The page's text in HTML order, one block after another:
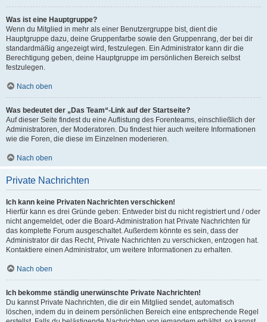
Was ist eine Hauptgruppe?
Wenn du Mitglied in mehr als einer Benutzergruppe bist, dient die
Hauptgruppe dazu, deine Gruppenfarbe sowie den Gruppenrang, der bei dir
standardmäßig angezeigt wird, festzulegen. Ein Administrator kann dir die
Berechtigung geben, deine Hauptgruppe im persönlichen Bereich selbst
festzulegen.
Nach oben
Was bedeutet der „Das Team“-Link auf der Startseite?
Auf dieser Seite findest du eine Auflistung des Forenteams, einschließlich der
Administratoren, der Moderatoren. Du findest hier auch weitere Informationen
wie die Foren, die diese im Einzelnen moderieren.
Nach oben
Private Nachrichten
Ich kann keine Privaten Nachrichten verschicken!
Hierfür kann es drei Gründe geben: Entweder bist du nicht registriert und / oder
nicht angemeldet, oder die Board-Administration hat Private Nachrichten für
das komplette Forum ausgeschaltet. Außerdem könnte es sein, dass der
Administrator dir das Recht, Private Nachrichten zu verschicken, entzogen hat.
Kontaktiere einen Administrator, um weitere Informationen zu erhalten.
Nach oben
Ich bekomme ständig unerwünschte Private Nachrichten!
Du kannst Private Nachrichten, die dir ein Mitglied sendet, automatisch
löschen, indem du in deinem persönlichen Bereich eine entsprechende Regel